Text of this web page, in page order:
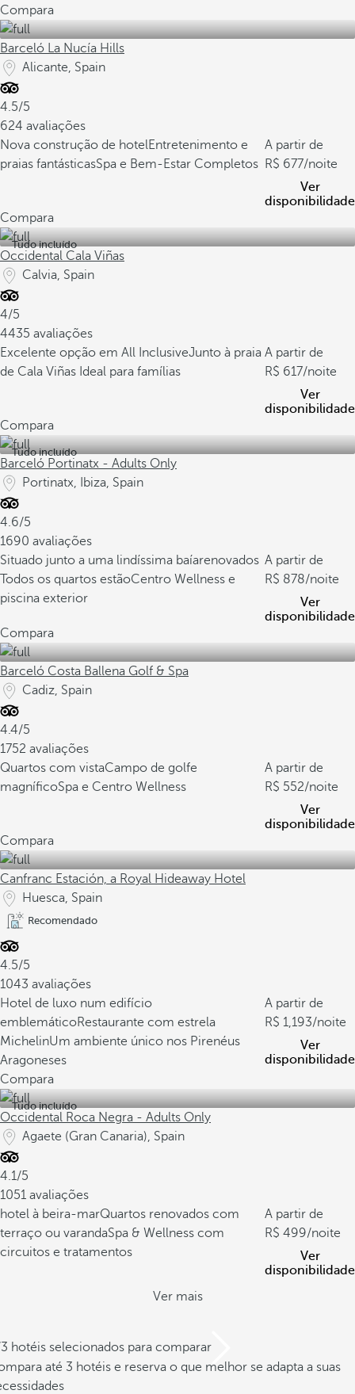
Compara
Barceló La Nucía Hills
Alicante, Spain
4.5/5
624 avaliações
Nova construção de hotelEntretenimento e
praias fantásticasSpa e Bem-Estar Completos
A partir de
677/noite
Ver
disponibilidade
Compara
Tudo incluído
Occidental Cala Viñas
Calvia, Spain
4/5
4435 avaliações
Excelente opção em All InclusiveJunto à praia
de Cala Viñas Ideal para famílias
A partir de
617/noite
Ver
disponibilidade
Compara
Tudo incluído
Barceló Portinatx - Adults Only
Portinatx, Ibiza, Spain
4.6/5
1690 avaliações
Situado junto a uma lindíssima baíarenovados
Todos os quartos estãoCentro Wellness e
piscina exterior
A partir de
878/noite
Ver
disponibilidade
Compara
Barceló Costa Ballena Golf & Spa
Cadiz, Spain
4.4/5
1752 avaliações
Quartos com vistaCampo de golfe
magníficoSpa e Centro Wellness
A partir de
552/noite
Ver
disponibilidade
Compara
Canfranc Estación, a Royal Hideaway Hotel
Huesca, Spain
Recomendado
4.5/5
1043 avaliações
Hotel de luxo num edifício
emblemáticoRestaurante com estrela
MichelinUm ambiente único nos Pirenéus
Aragoneses
A partir de
1,193/noite
Ver
disponibilidade
Compara
Tudo incluído
Occidental Roca Negra - Adults Only
Agaete (Gran Canaria), Spain
4.1/5
1051 avaliações
hotel à beira-marQuartos renovados com
terraço ou varandaSpa & Wellness com
circuitos e tratamentos
A partir de
499/noite
Ver
disponibilidade
Ver mais
hotéis selecionados para comparar
até 3 hotéis e reserva o que melhor se adapta a suas